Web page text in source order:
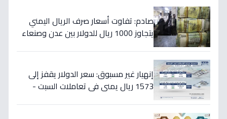
صادم: تفاوت أسعار صرف الريال اليمني
يتجاوز 1000 ريال للدولار بين عدن وصنعاء
إنهيار غير مسبوق: سعر الدولار يقفز إلى
1573 ريال يمني في تعاملات السبت -